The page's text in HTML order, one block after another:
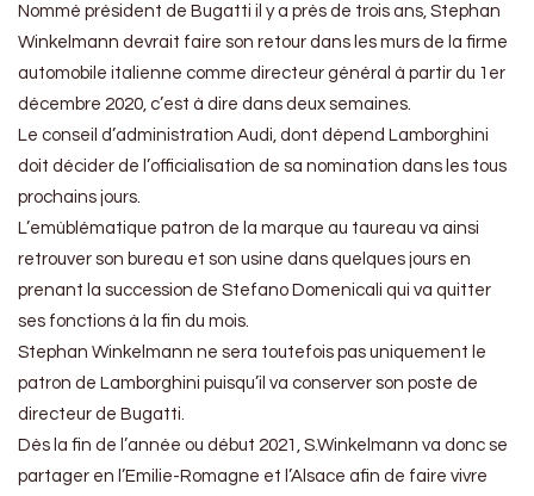
Nommé président de Bugatti il y a près de trois ans, Stephan
Winkelmann devrait faire son retour dans les murs de la firme
automobile italienne comme directeur général à partir du 1er
décembre 2020, c’est à dire dans deux semaines.
Le conseil d’administration Audi, dont dépend Lamborghini
doit décider de l’officialisation de sa nomination dans les tous
prochains jours.
L’emùblématique patron de la marque au taureau va ainsi
retrouver son bureau et son usine dans quelques jours en
prenant la succession de Stefano Domenicali qui va quitter
ses fonctions à la fin du mois.
Stephan Winkelmann ne sera toutefois pas uniquement le
patron de Lamborghini puisqu’il va conserver son poste de
directeur de Bugatti.
Dès la fin de l’année ou début 2021, S.Winkelmann va donc se
partager en l’Emilie-Romagne et l’Alsace afin de faire vivre